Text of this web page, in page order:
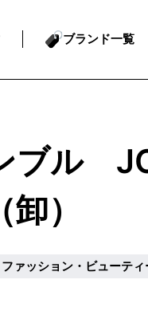
ブランド一覧
ブル
）
ァッション・ビューティ